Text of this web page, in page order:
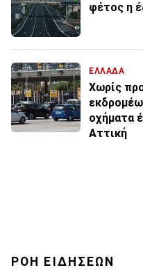
φέτος η
ΕΛΛΑΔΑ
Χωρίς
οχήματα
Αττική
ΡΟΗ ΕΙΔΗΣΕΩΝ